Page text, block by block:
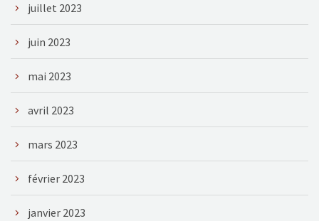
juillet 2023
juin 2023
mai 2023
avril 2023
mars 2023
février 2023
janvier 2023